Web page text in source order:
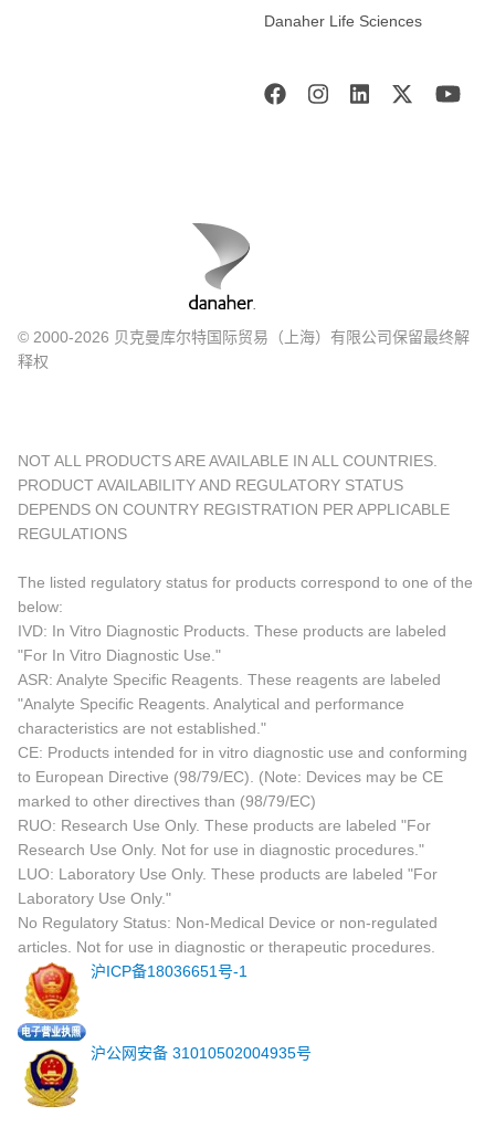
Danaher Life Sciences
© 2000-2026 贝克曼库尔特国际贸易（上海）有限公司保留最终解
释权
NOT ALL PRODUCTS ARE AVAILABLE IN ALL COUNTRIES.
PRODUCT AVAILABILITY AND REGULATORY STATUS
DEPENDS ON COUNTRY REGISTRATION PER APPLICABLE
REGULATIONS
The listed regulatory status for products correspond to one of the
below:
IVD: In Vitro Diagnostic Products. These products are labeled
"For In Vitro Diagnostic Use."
ASR: Analyte Specific Reagents. These reagents are labeled
"Analyte Specific Reagents. Analytical and performance
characteristics are not established."
CE: Products intended for in vitro diagnostic use and conforming
to European Directive (98/79/EC). (Note: Devices may be CE
marked to other directives than (98/79/EC)
RUO: Research Use Only. These products are labeled "For
Research Use Only. Not for use in diagnostic procedures."
LUO: Laboratory Use Only. These products are labeled "For
Laboratory Use Only."
No Regulatory Status: Non-Medical Device or non-regulated
articles. Not for use in diagnostic or therapeutic procedures.
沪ICP备18036651号-1
沪公网安备 31010502004935号